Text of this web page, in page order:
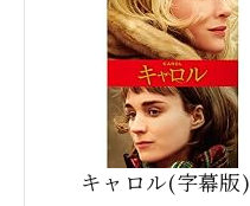
キャロル(字幕版)